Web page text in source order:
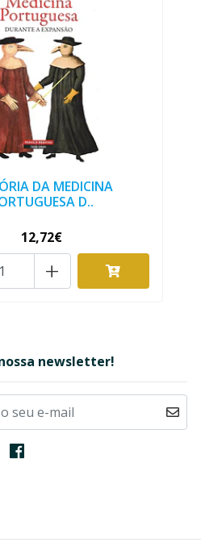
DA MEDICINA
D..
12,72€
+
newsletter!